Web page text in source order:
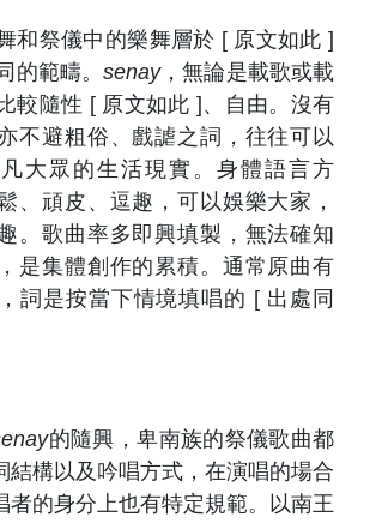
和祭儀中的樂舞層於 [ 原文如此 ]
的範疇。 senay，無論是載歌或載
較隨性 [ 原文如此 ] 、自由。沒有
不避粗俗、戲謔之詞，往往可以
大眾的生活現實。身體語言方
、頑皮、逗趣，可以娛樂大家，
。歌曲率多即興填製，無法確知
是集體創作的累積。通常原曲有
詞是按當下情境填唱的 [ 出處同
的隨興，卑南族的祭儀歌曲都
結構以及吟唱方式，在演唱的場合
者的身分上也有特定規範。以南王